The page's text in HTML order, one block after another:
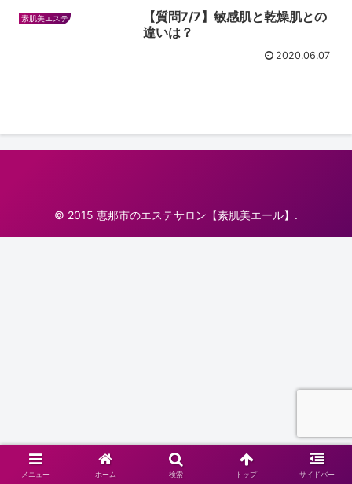
素肌美エステ
【質問7/7】敏感肌と乾燥肌との
違いは？
2020.06.07
© 2015 恵那市のエステサロン【素肌美エール】.
メニュー ホーム 検索 トップ サイドバー